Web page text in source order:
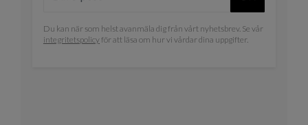
Du kan när som helst avanmäla dig från vårt nyhetsbrev. Se vår
integritetspolicyför att läsa om hur vi vårdar dina uppgifter.